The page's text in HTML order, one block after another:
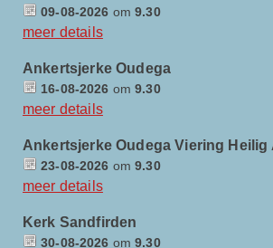
09-08-2026 om9.30
meer details
Ankertsjerke Oudega
16-08-2026 om9.30
meer details
Ankertsjerke Oudega Viering Heilig
23-08-2026 om9.30
meer details
Kerk Sandfirden
30-08-2026 om9.30